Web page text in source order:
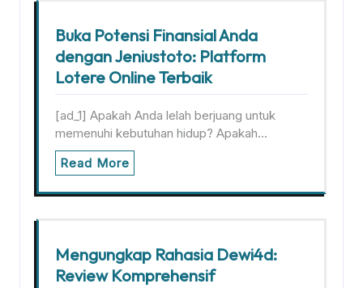
Buka Potensi Finansial Anda
dengan Jeniustoto: Platform
Lotere Online Terbaik
[ad_1] Apakah Anda lelah berjuang untuk
memenuhi kebutuhan hidup? Apakah…
Read More
Mengungkap Rahasia Dewi4d:
Review Komprehensif